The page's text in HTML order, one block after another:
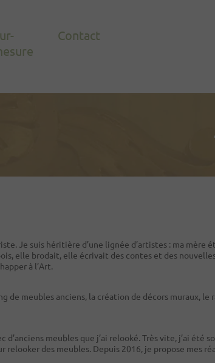
Contact
Je suis héritière d’une lignée d’artistes : ma mère
elle brodait, elle écrivait des contes et des
à l’Art.
de meubles anciens, la création de décors muraux, le
d’anciens meubles que j’ai relooké. Très vite, j’ai été
relooker des meubles. Depuis 2016, je propose mes